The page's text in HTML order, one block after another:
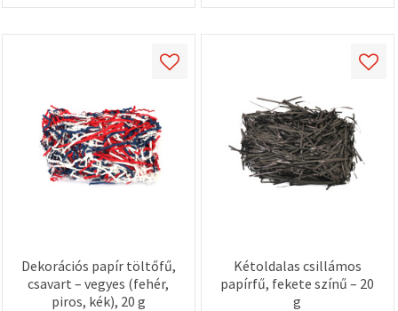
Dekorációs papír töltőfű,
csavart – vegyes (fehér,
piros, kék), 20 g
Kétoldalas csillámos
papírfű, fekete színű – 20
g